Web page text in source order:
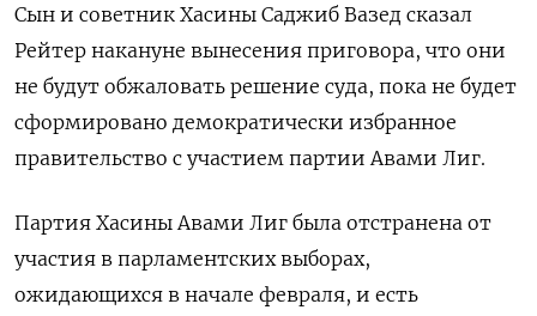
Сын и советник Хасины Саджиб Вазед сказал
Рейтер накануне вынесения приговора, что они
не будут обжаловать решение суда, пока не будет
сформировано демократически избранное
правительство с участием партии Авами Лиг.
Партия Хасины Авами Лиг была отстранена от
участия в парламентских выборах,
ожидающихся в начале февраля, и есть